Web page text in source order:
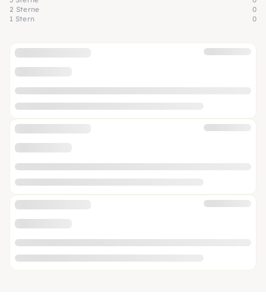
2 Sterne
0
1 Stern
0